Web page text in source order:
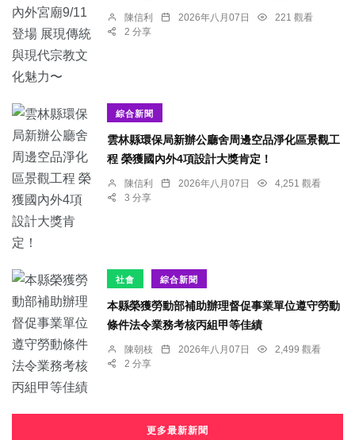
陳信利 2026年八月07日
221 觀看
2 分享
綜合新聞
雲林縣環保局新辦公廳舍周邊空品淨化區景觀工
程 榮獲國內外4項設計大獎肯定！
陳信利 2026年八月07日
4,251 觀看
3 分享
社會 綜合新聞
本縣榮獲勞動部補助辦理督促事業單位遵守勞動
條件法令業務考核丙組甲等佳績
陳朝枝 2026年八月07日
2,499 觀看
2 分享
更多最新新聞